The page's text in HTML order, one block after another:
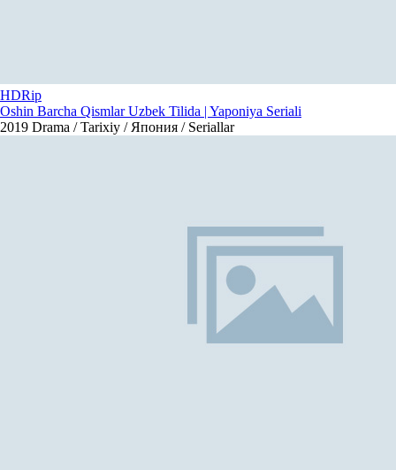
HDRip
Oshin Barcha Qismlar Uzbek Tilida | Yaponiya Seriali
2019 Drama / Tarixiy / Япония / Seriallar